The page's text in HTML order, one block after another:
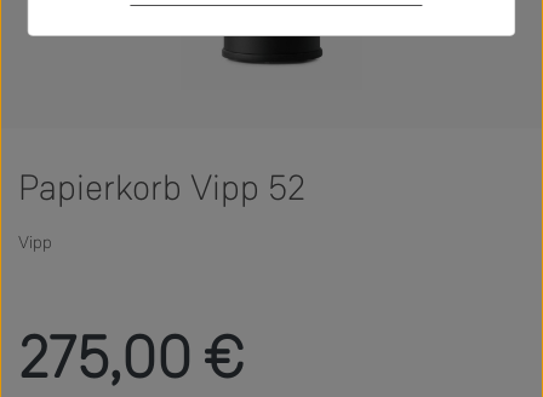
Papierkorb Vipp 52
Vipp
275,00 €